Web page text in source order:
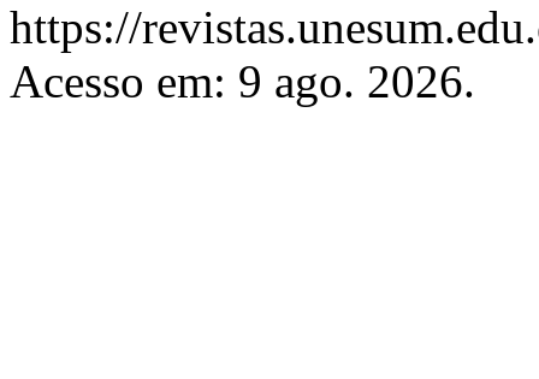
https://
Acesso em: 9 ago. 2026.